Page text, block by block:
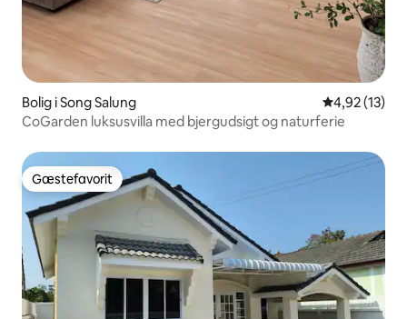
Bolig i Song Salung 4,92 ud af 5
4,92 (13)
CoGarden luksusvilla med bjergudsigt og naturferie
Gæstefavorit
Gæstefavorit